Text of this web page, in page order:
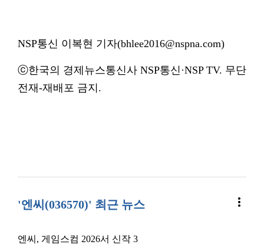
NSP통신 이복현 기자(bhlee2016@nspna.com)
ⓒ한국의 경제뉴스통신사 NSP통신·NSP TV. 무단
전재-재배포 금지.
'엔씨(036570)' 최근 뉴스 more_vert
엔씨, 게임스컴 2026서 신작 3